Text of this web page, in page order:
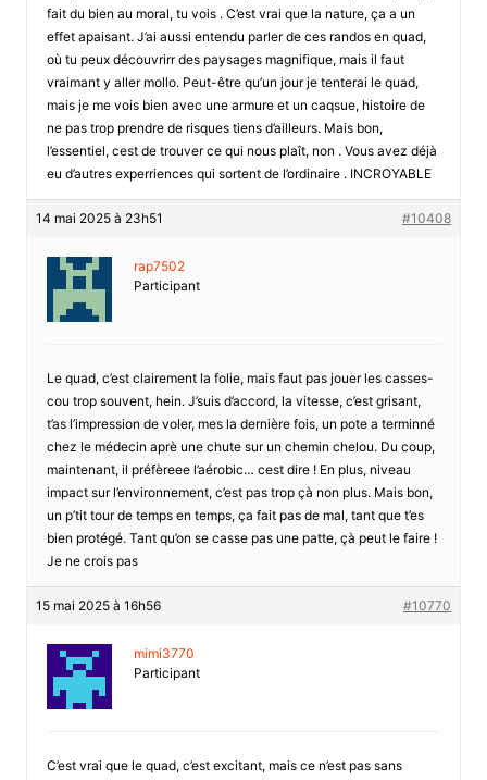
fait du bien au moral, tu vois . C’est vrai que la nature, ça a un
effet apaisant. J’ai aussi entendu parler de ces randos en quad,
où tu peux découvrirr des paysages magnifique, mais il faut
vraimant y aller mollo. Peut-être qu’un jour je tenterai le quad,
mais je me vois bien avec une armure et un caqsue, histoire de
ne pas trop prendre de risques tiens d’ailleurs. Mais bon,
l’essentiel, cest de trouver ce qui nous plaît, non . Vous avez déjà
eu d’autres experriences qui sortent de l’ordinaire . INCROYABLE
14 mai 2025 à 23h51 #10408
rap7502
Participant
Le quad, c’est clairement la folie, mais faut pas jouer les casses-
cou trop souvent, hein. J’suis d’accord, la vitesse, c’est grisant,
t’as l’impression de voler, mes la dernière fois, un pote a terminné
chez le médecin aprè une chute sur un chemin chelou. Du coup,
maintenant, il préfèreee l’aérobic… cest dire ! En plus, niveau
impact sur l’environnement, c’est pas trop çà non plus. Mais bon,
un p’tit tour de temps en temps, ça fait pas de mal, tant que t’es
bien protégé. Tant qu’on se casse pas une patte, çà peut le faire !
Je ne crois pas
15 mai 2025 à 16h56 #10770
mimi3770
Participant
C’est vrai que le quad, c’est excitant, mais ce n’est pas sans